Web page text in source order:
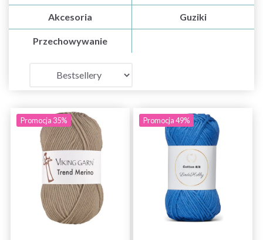
Akcesoria Guziki
Przechowywanie
Promocja 35% Promocja 49%